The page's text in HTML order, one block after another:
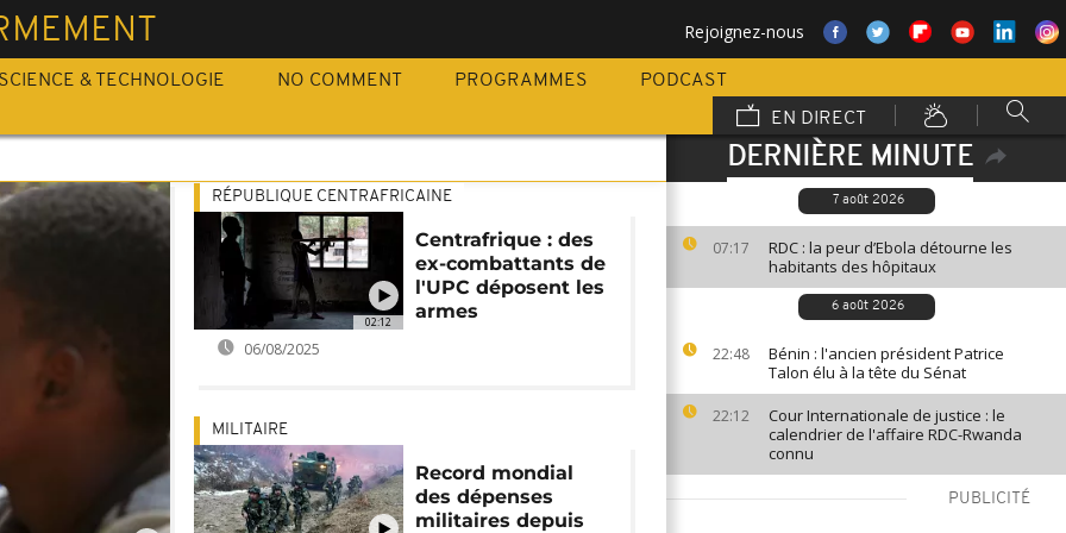
Rejoignez-nous
SCIENCE & TECHNOLOGIE NO COMMENT PROGRAMMES
PODCAST
EN DIRECT
DERNIÈRE MINUTE
7 août 2026
07:17
RDC : la peur d’Ebola détourne les
habitants des hôpitaux
6 août 2026
22:48
Bénin : l'ancien président Patrice
Talon élu à la tête du Sénat
22:12
Cour Internationale de justice : le
calendrier de l'affaire RDC-Rwanda
connu
PUBLICITÉ
02:12
RÉPUBLIQUE CENTRAFRICAINE
Centrafrique : des
ex-combattants de
l'UPC déposent les
armes
06/08/2025
MILITAIRE
Record mondial
des dépenses
militaires depuis